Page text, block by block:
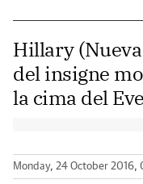
Hillary
del insigne
la cima del
Monday, 24 October 2016,